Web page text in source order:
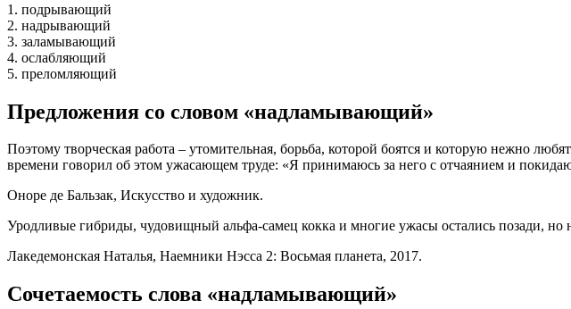
1. подрывающий
2. надрывающий
3. заламывающий
4. ослабляющий
5. преломляющий
Предложения со словом «надламывающий»
Поэтому творческая работа – утомительная, борьба, которой боятся и которую нежно
времени говорил об этом ужасающем труде: «Я принимаюсь за него с отчаянием и
Оноре де Бальзак, Искусство и художник.
Уродливые гибриды, чудовищный альфа-самец кокка и многие ужасы остались позади,
Лакедемонская Наталья, Наемники Нэсса 2: Восьмая планета, 2017.
Сочетаемость слова «надламывающий»